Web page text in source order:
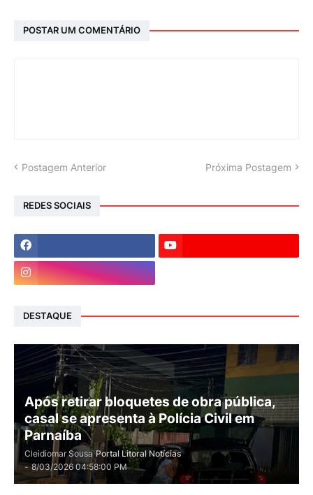
POSTAR UM COMENTÁRIO
Postagem Anterior Próxima Postagem
REDES SOCIAIS
DESTAQUE
Após retirar bloquetes de obra pública,
casal se apresenta à Polícia Civil em
Parnaíba
Cleidiomar Sousa Portal Litoral Notícias
- 8/03/2026 04:58:00 PM